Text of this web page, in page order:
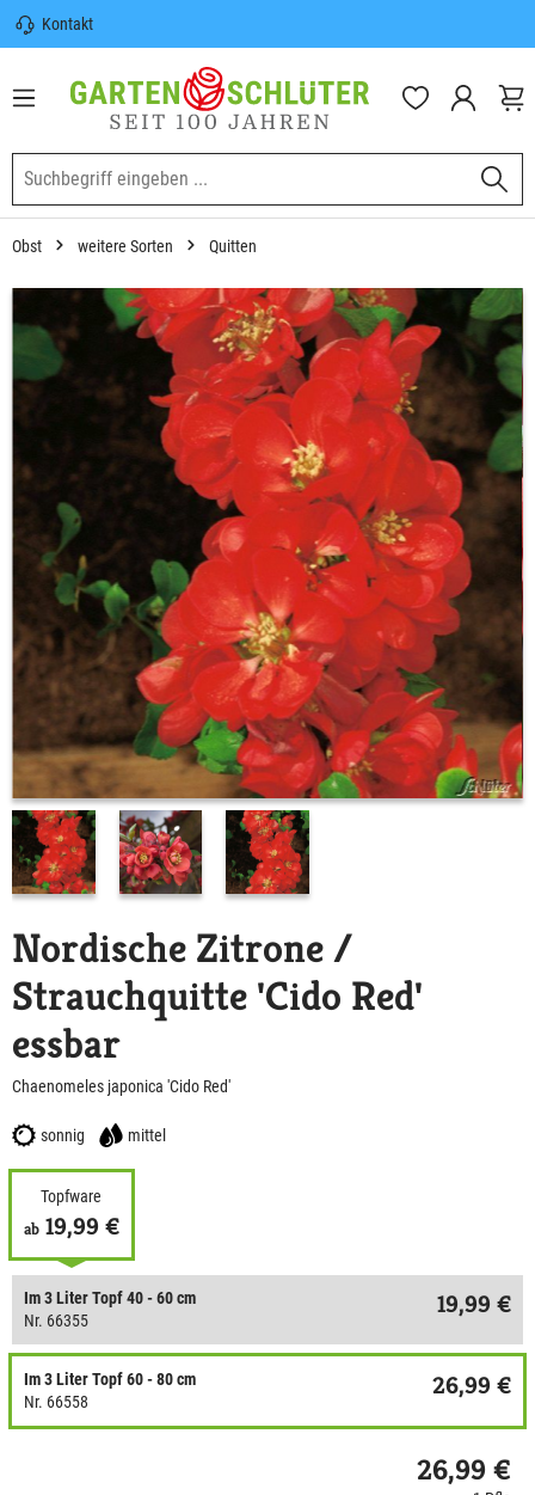
springen
Kontakt
Sicherer Versand | Versandkostenfrei
(DE) ab 100€
Garten-Schlüter Anwachsgarantie
Obst weitere Sorten Quitten
Nordische Zitrone /
Strauchquitte 'Cido Red'
essbar
Chaenomeles japonica 'Cido Red'
sonnig mittel
Topfware
ab 19,99 €
Im 3 Liter Topf 40 - 60 cm
Nr. 66355
19,99 €
Im 3 Liter Topf 60 - 80 cm
Nr. 66558
26,99 €
26,99 €